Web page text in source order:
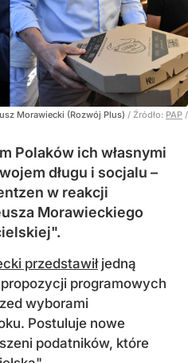
Morawiecki (Rozwój Plus) / Źródło: PAP /
Polaków ich własnymi
długu i socjalu –
w reakcji
Morawieckiego
przedstawiłjedną
programowych
wyborami
Postuluje nowe
podatników, które